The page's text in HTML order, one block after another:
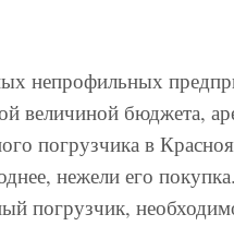
непрофильных
величиной бюджета,
погрузчика в
нежели его
погрузчик,